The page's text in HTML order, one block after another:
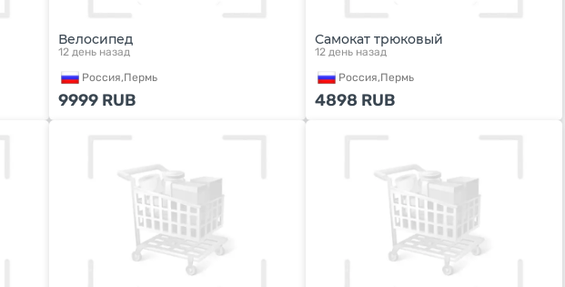
Велосипед
12 день назад
Россия,Пермь
9999 RUB
Самокат трюковый
12 день назад
Россия,Пермь
4898 RUB